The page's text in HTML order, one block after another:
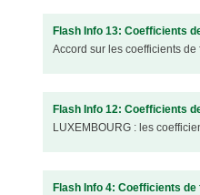
Flash Info 13: Coefficients
Accord sur les coefficients
Flash Info 12: Coefficients
LUXEMBOURG : les
Flash Info 4: Coefficients